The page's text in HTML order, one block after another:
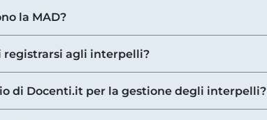
la MAD?
registrarsi agli interpelli?
di Docenti.it per la gestione degli interpelli?